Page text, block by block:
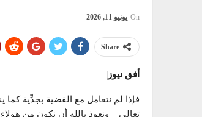
On يونيو 11, 2026
Share
أفق نيوز|
فإذا لم نتعامل مع القضية بجدِّية
تعالى – ونعوذ بالله أن نكون من